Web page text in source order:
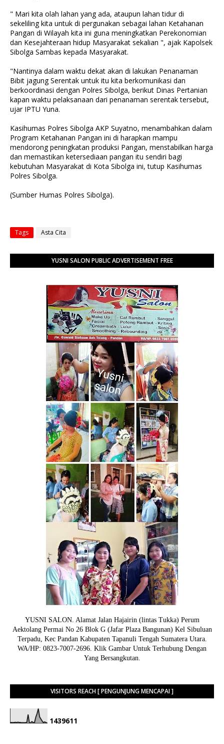
" Mari kita olah lahan yang ada, ataupun lahan tidur di
sekeliling kita untuk di pergunakan sebagai lahan Ketahanan
Pangan di Wilayah kita ini guna meningkatkan Perekonomian
dan Kesejahteraan hidup Masyarakat sekalian ", ajak Kapolsek
Sibolga Sambas kepada Masyarakat.
"Nantinya dalam waktu dekat akan di lakukan Penanaman
Bibit jagung Serentak untuk itu kita berkomunikasi dan
berkoordinasi dengan Polres Sibolga, berikut Dinas Pertanian
kapan waktu pelaksanaan dari penanaman serentak tersebut,
ujar IPTU Yuna.
Kasihumas Polres Sibolga AKP Suyatno, menambahkan dalam
Program Ketahanan Pangan ini di harapkan mampu
mendorong peningkatan produksi Pangan, menstabilkan harga
dan memastikan ketersediaan pangan itu sendiri bagi
kebutuhan Masyarakat di Kota Sibolga ini, tutup Kasihumas
Polres Sibolga.
(Sumber Humas Polres Sibolga).
Tags Asta Cita
YUSNI SALON PUBLIC ADVERTISEMENT FREE
YUSNI SALON. Alamat Jalan Hajairin (lintas Tukka) Perum
Aektolang Permai No 26 Blok G (Jafar Plaza Bangunan) Kel Sibuluan
Terpadu, Kec Pandan Kabupaten Tapanuli Tengah Sumatera Utara.
WA/HP: 0823-7007-2696. Klik Gambar Untuk Terhubung Dengan
Yang Bersangkutan.
VISITORS REACH [ PENGUNJUNG MENCAPAI ]
1439611